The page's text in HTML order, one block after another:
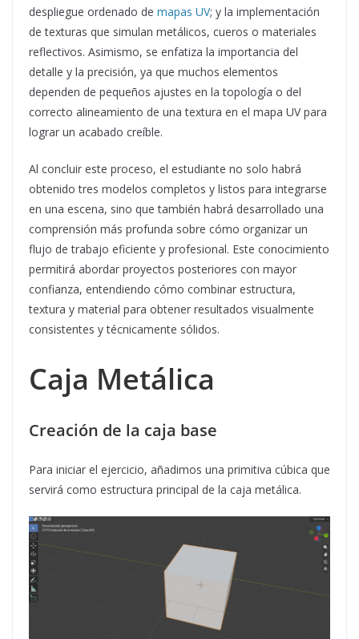
despliegue ordenado de mapas UV; y la implementación
de texturas que simulan metálicos, cueros o materiales
reflectivos. Asimismo, se enfatiza la importancia del
detalle y la precisión, ya que muchos elementos
dependen de pequeños ajustes en la topología o del
correcto alineamiento de una textura en el mapa UV para
lograr un acabado creíble.
Al concluir este proceso, el estudiante no solo habrá
obtenido tres modelos completos y listos para integrarse
en una escena, sino que también habrá desarrollado una
comprensión más profunda sobre cómo organizar un
flujo de trabajo eficiente y profesional. Este conocimiento
permitirá abordar proyectos posteriores con mayor
confianza, entendiendo cómo combinar estructura,
textura y material para obtener resultados visualmente
consistentes y técnicamente sólidos.
Caja Metálica
Creación de la caja base
Para iniciar el ejercicio, añadimos una primitiva cúbica que
servirá como estructura principal de la caja metálica.